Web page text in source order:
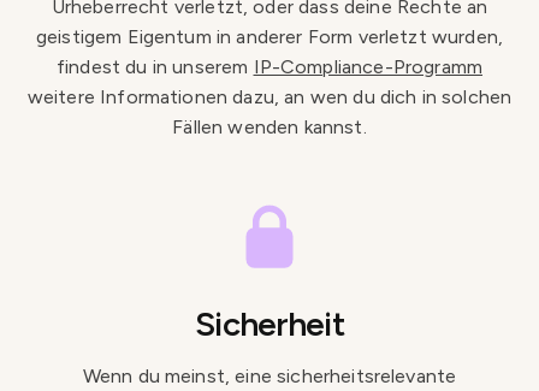
Urheberrecht verletzt, oder dass deine Rechte an
geistigem Eigentum in anderer Form verletzt wurden,
findest du in unserem IP-Compliance-Programm
weitere Informationen dazu, an wen du dich in solchen
Fällen wenden kannst.
Sicherheit
Wenn du meinst, eine sicherheitsrelevante